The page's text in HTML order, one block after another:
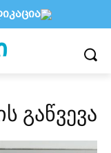
გაწვევა